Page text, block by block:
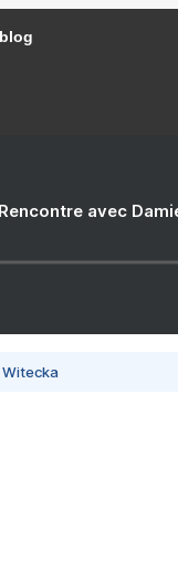
avec